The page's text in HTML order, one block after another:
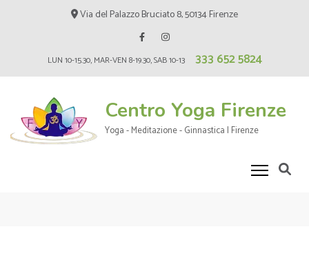
Enter)
Via del Palazzo Bruciato 8, 50134 Firenze
LUN 10-15.30, MAR-VEN 8-19.30, SAB 10-13 333 652 5824
Centro Yoga Firenze
Yoga - Meditazione - Ginnastica | Firenze